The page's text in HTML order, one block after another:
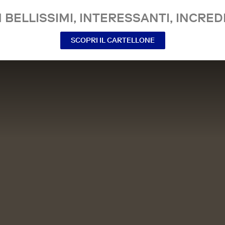
BELLISSIMI, INTERESSANTI,
SCOPRI IL CARTELLONE